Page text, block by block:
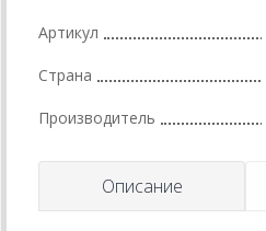
Артикул
Страна
Производитель
Описание